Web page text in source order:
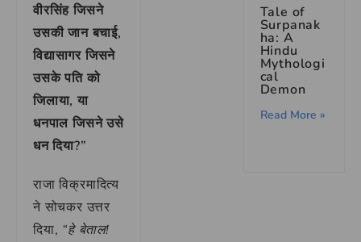
वीरसिंह जिसने
उसकी जान बचाई,
विद्यासागर जिसने
उसके पति को
जिलाया, या
धनपाल जिसने उसे
धन दिया?”
राजा विक्रमादित्य
ने सोचकर उत्तर
दिया, “हे बेताल!
Tale of
Surpanak
ha: A
Hindu
Mythologi
cal
Demon
Read More »